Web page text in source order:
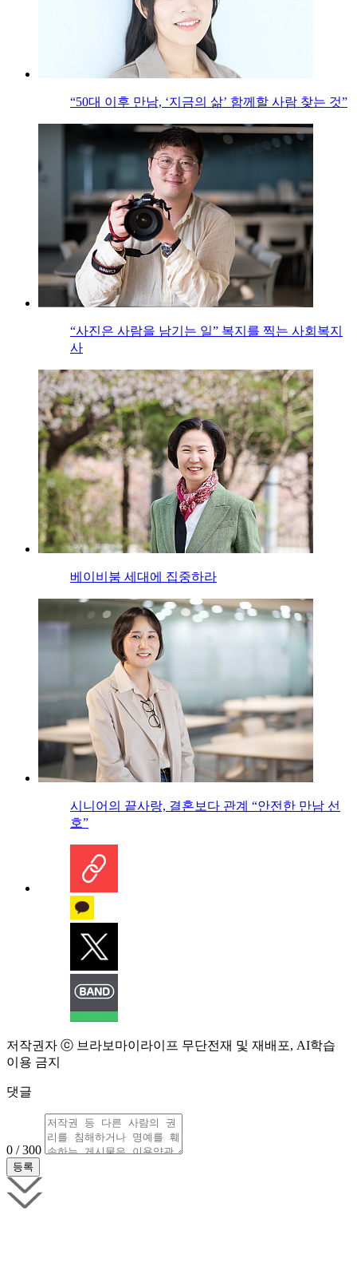
“50대 이후 만남, ‘지금의 삶’ 함께할 사람 찾는 것”
“사진은 사람을 남기는 일” 복지를 찍는 사회복지
사
베이비붐 세대에 집중하라
시니어의 끝사랑, 결혼보다 관계 “안전한 만남 선
호”
저작권자 ⓒ 브라보마이라이프 무단전재 및 재배포, AI학습
이용 금지
댓글
0 / 300